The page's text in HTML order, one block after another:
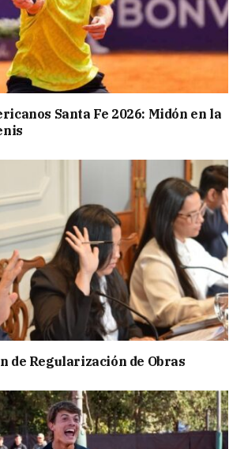
Santa Fe 2026: Midón en la
de Regularización de Obras